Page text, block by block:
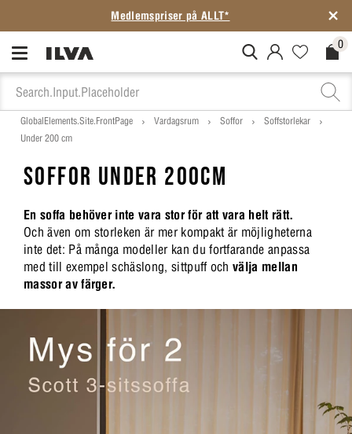
Medlemspriser på ALLT*
MitIlva.Login 0
GlobalElements.Site.FrontPage Vardagsrum Soffor
Soffstorlekar
Under 200 cm
SOFFOR UNDER 200CM
En soffa behöver inte vara stor för att vara helt rätt.
Och även om storleken är mer kompakt är möjligheterna
inte det: På många modeller kan du fortfarande anpassa
med till exempel schäslong, sittpuff ochvälja mellan
massor av färger.